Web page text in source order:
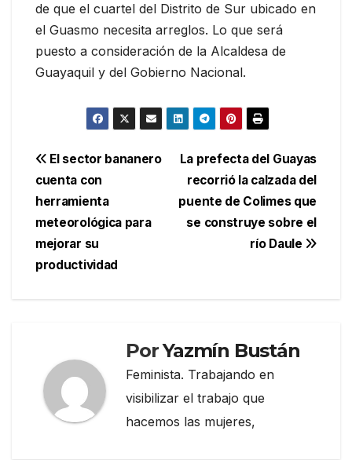
de que el cuartel del Distrito de Sur ubicado en
el Guasmo necesita arreglos. Lo que será
puesto a consideración de la Alcaldesa de
Guayaquil y del Gobierno Nacional.
Navegación
de
entradas
La prefecta del Guayas
recorrió la calzada del
puente de Colimes que
se construye sobre el
río Daule
El sector bananero
cuenta con
herramienta
meteorológica para
mejorar su
productividad
PorYazmín Bustán
Feminista. Trabajando en
visibilizar el trabajo que
hacemos las mujeres,